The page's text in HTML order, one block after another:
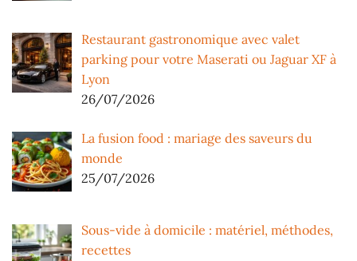
Restaurant gastronomique avec valet
parking pour votre Maserati ou Jaguar XF à
Lyon
26/07/2026
La fusion food : mariage des saveurs du
monde
25/07/2026
Sous-vide à domicile : matériel, méthodes,
recettes